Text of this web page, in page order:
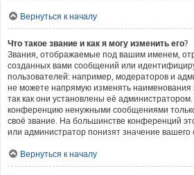
Вернуться к началу
Что такое звание и как я могу изменить его?
Звания, отображаемые под вашим именем,
созданных вами сообщений или
пользователей: например, модераторов и
не можете напрямую изменять наименования
так как они установлены её
конференцию ненужными сообщениями
своё звание. На большинстве конференций
или администратор понизят значение вашего
Вернуться к началу